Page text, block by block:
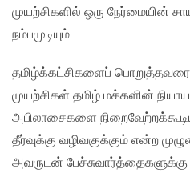
முயற்சிகளில் ஒரு நேர்மையின்
நம்பமுடியும்.
தமிழ்க்கட்சிகளைப்
முயற்சிகள் தமிழ் மக்களின்
அபிலாசைகளை
தீர்வுக்கு வழிவகுக்கும் என்ற
அவருடன்